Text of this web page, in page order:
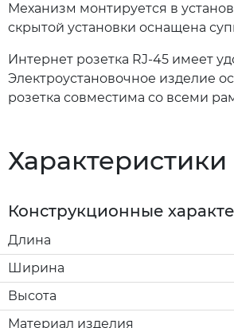
Механизм монтируется в
скрытой установки оснащена
Интернет розетка RJ-45 имеет
Электроустановочное изделие
розетка совместима со всеми
Характеристики
Конструкционные
Длина
Ширина
Высота
Материал изделия